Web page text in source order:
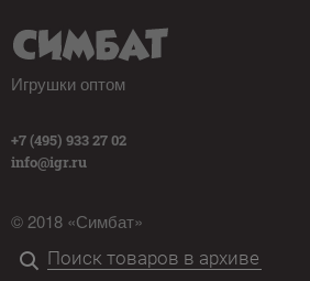
Игрушки оптом
+7 (495) 933 27 02
info@igr.ru
© 2018 «Симбат»